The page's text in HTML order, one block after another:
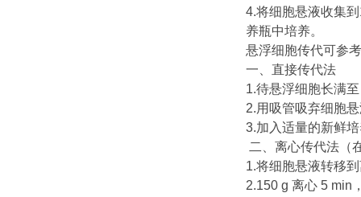
4.将细胞悬液收集
养瓶中培养。
悬浮细胞传代可参
一、直接传代法
1.待悬浮细胞长满
2.用吸管吸弃细胞
3.加入适量的新鲜
二、离心传代法（
1.将细胞悬液转移
2.150 g 离心 5 min